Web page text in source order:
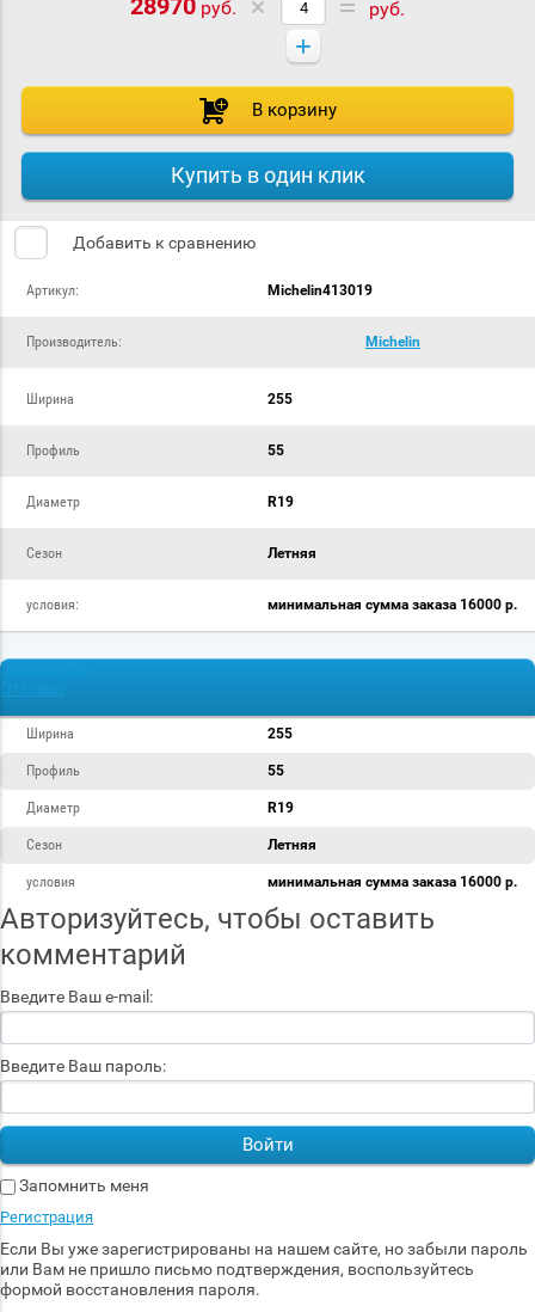
28970 руб.
+
руб.
В корзину
Купить в один клик
Добавить к сравнению
Артикул: Michelin413019
Производитель: Michelin
Ширина 255
Профиль 55
Диаметр R19
Сезон Летняя
условия: минимальная сумма заказа 16000 р.
Параметры
Ширина 255
Профиль 55
Диаметр R19
Сезон Летняя
условия минимальная сумма заказа 16000 р.
Авторизуйтесь, чтобы оставить
комментарий
Введите Ваш e-mail:
Введите Ваш пароль:
Войти
Запомнить меня
Регистрация
Если Вы уже зарегистрированы на нашем сайте, но забыли пароль
или Вам не пришло письмо подтверждения, воспользуйтесь
формой восстановления пароля.